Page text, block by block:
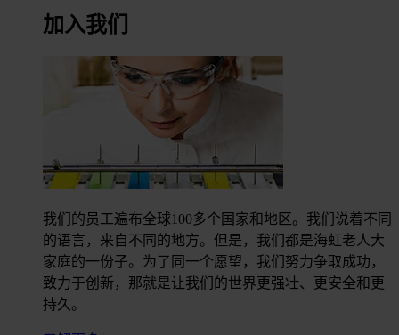
加入我们
我们的员工遍布全球100多个国家和地区。我们说着不同
的语言，来自不同的地方。但是，我们都是海虹老人大
家庭的一份子。为了同一个愿望，我们努力争取成功，
致力于创新，那就是让我们的世界更强壮、更安全和更
持久。